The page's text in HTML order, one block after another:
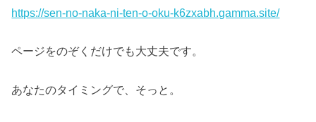
https://sen-no-naka-ni-ten-o-oku-k6zxabh.gamma.site/
ページをのぞくだけでも大丈夫です。
あなたのタイミングで、そっと。